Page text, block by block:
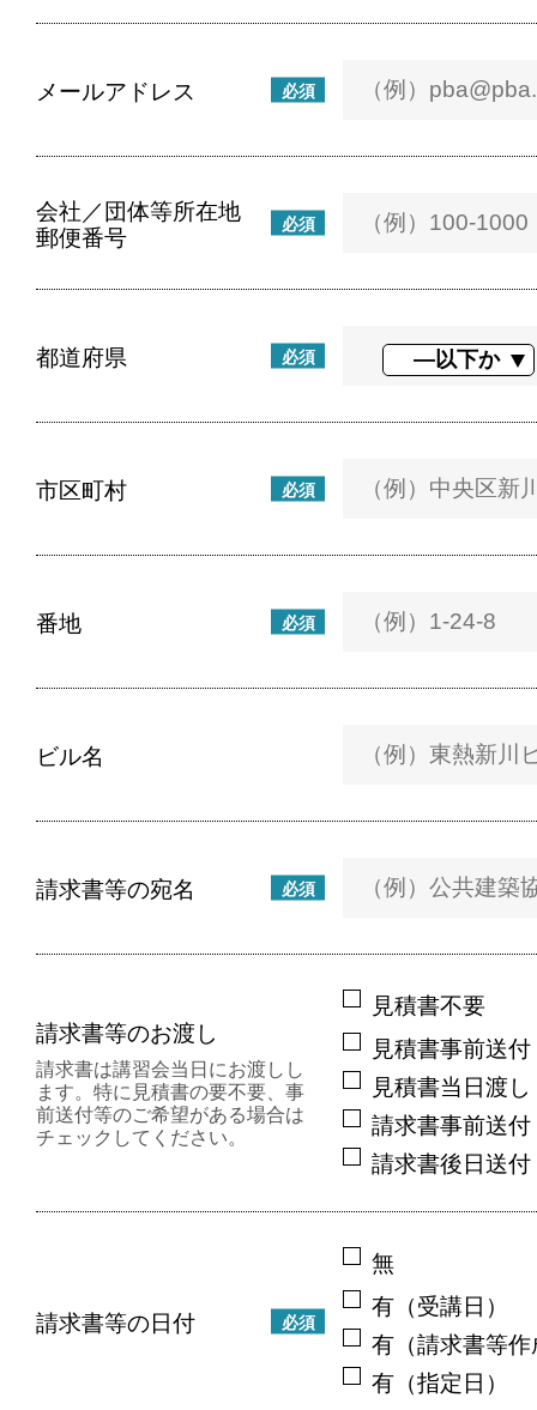
メールアドレス 必須
会社／団体等所在地
郵便番号
必須
都道府県 必須
市区町村 必須
番地 必須
ビル名
請求書等の宛名 必須
請求書等のお渡し
請求書は講習会当日にお渡しし
ます。特に見積書の要不要、事
前送付等のご希望がある場合は
チェックしてください。
見積書不要
見積書事前送付
見積書当日渡し
請求書事前送付
請求書後日送付
請求書等の日付 必須
無
有（受講日）
有（請求書等
有（指定日）